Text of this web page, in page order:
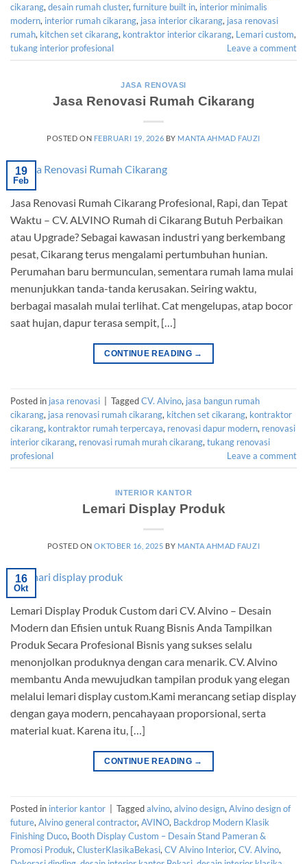
cikarang, desain rumah cluster, furniture built in, interior minimalis
modern, interior rumah cikarang, jasa interior cikarang, jasa renovasi
rumah, kitchen set cikarang, kontraktor interior cikarang, Lemari custom,
tukang interior profesional
Leave a comment
JASA RENOVASI
Jasa Renovasi Rumah Cikarang
POSTED ON FEBRUARI 19, 2026 BY MANTA AHMAD FAUZI
19
Feb
Jasa Renovasi Rumah Cikarang Profesional, Rapi, dan Tepat
Waktu – CV. ALVINO Rumah di Cikarang Butuh Perbaikan
atau Upgrade? Sebagai kawasan industri yang berkembang
pesat, Cikarang terus mengalami pertumbuhan hunian.
Perumahan baru bermunculan, sementara rumah lama mulai
menunjukkan tanda-tanda kerusakan. Seiring waktu,
berbagai masalah mulai terlihat. Cat mengelupas, atap bocor
saat hujan, dapur terasa sempit, […]
CONTINUE READING →
Posted in jasa renovasi TaggedCV. Alvino, jasa bangun rumah
cikarang, jasa renovasi rumah cikarang, kitchen set cikarang, kontraktor
cikarang, kontraktor rumah terpercaya, renovasi dapur modern, renovasi
interior cikarang, renovasi rumah murah cikarang, tukang renovasi
profesional
Leave a comment
INTERIOR KANTOR
Lemari Display Produk
POSTED ONOKTOBER 16, 2025 BY MANTA AHMAD FAUZI
16
Okt
Lemari Display Produk Custom dari CV. Alvino – Desain
Modern dan Efisien untuk Ruang Bisnis Anda Tampilkan
Produk Secara Profesional Bisnis yang sukses selalu
menonjolkan produknya dengan cara menarik. CV. Alvino
membantu Anda mewujudkan tampilan produk yang elegan
melalui lemari display custom.Kami merancang setiap display
dengan gaya modern, pencahayaan proporsional, serta
material kuat. Karena itu, […]
CONTINUE READING →
Posted in interior kantor Taggedalvino, alvino design, Alvino design of
future, Alvino general contractor, AVINO, Backdrop Modern Klasik
Finishing Duco, Booth Display Custom – Desain Stand Pameran &
Promosi Produk, ClusterKlasikaBekasi, CV Alvino Interior, CV. Alvino,